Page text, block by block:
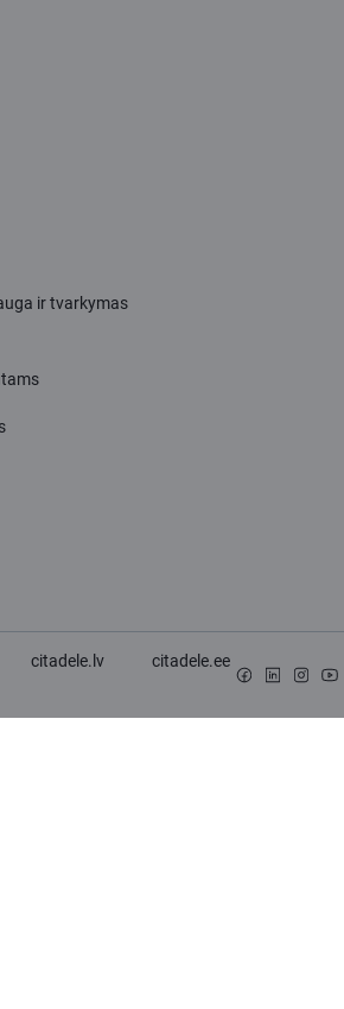
ir tvarkymas
citadele.lv citadele.ee